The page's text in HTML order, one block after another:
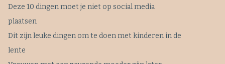
Deze 10 dingen moet je niet op social media
plaatsen
Dit zijn leuke dingen om te doen met kinderen in de
lente